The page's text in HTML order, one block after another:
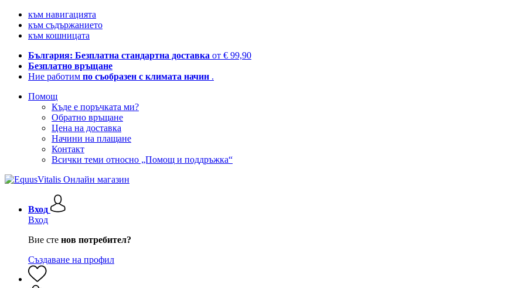
към навигацията
към съдържанието
към кошницата
България: Безплатна стандартна доставка от € 99,90
Безплатно връщане
Ние работим по съобразен с климата начин .
Помощ
Къде е поръчката ми?
Обратно връщане
Цена на доставка
Начини на плащане
Контакт
Всички теми относно „Помощ и поддръжка“
Вход
Вход
Вие сте нов потребител?
Създаване на профил